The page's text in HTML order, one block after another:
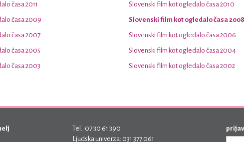
časa 2011 Slovenski film kot ogledalo časa 2010
časa 2009 Slovenski film kot ogledalo časa 2008
časa 2007 Slovenski film kot ogledalo časa 2006
časa 2005 Slovenski film kot ogledalo časa 2004
časa 2003 Slovenski film kot ogledalo časa 2002
Tel.: 07 30 61 390
Ljudska univerza: 031 377 061